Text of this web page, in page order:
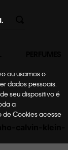
ou usamos o
dados pessoais.
seu dispositivo é
a
de Cookies acesse